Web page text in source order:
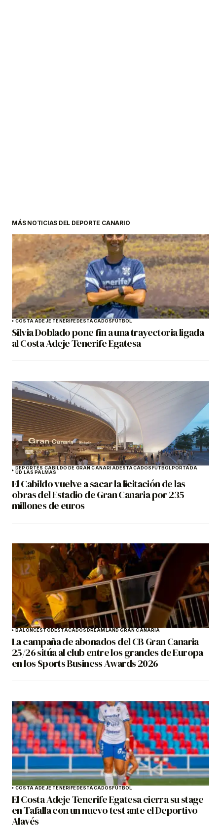
MÁS NOTICIAS DEL DEPORTE CANARIO
COSTA ADEJE TENERIFEDESTACADOSFÚTBOL
Silvia Doblado pone fin a una trayectoria ligada
al Costa Adeje Tenerife Egatesa
DEPORTES CABILDO DE GRAN CANARIADESTACADOSFÚTBOLPORTADA
UD LAS PALMAS
El Cabildo vuelve a sacar la licitación de las
obras del Estadio de Gran Canaria por 235
millones de euros
BALONCESTODESTACADOSDREAMLAND GRAN CANARIA
La campaña de abonados del CB Gran Canaria
25/26 sitúa al club entre los grandes de Europa
en los Sports Business Awards 2026
COSTA ADEJE TENERIFEDESTACADOSFÚTBOL
El Costa Adeje Tenerife Egatesa cierra su stage
en Tafalla con un nuevo test ante el Deportivo
Alavés